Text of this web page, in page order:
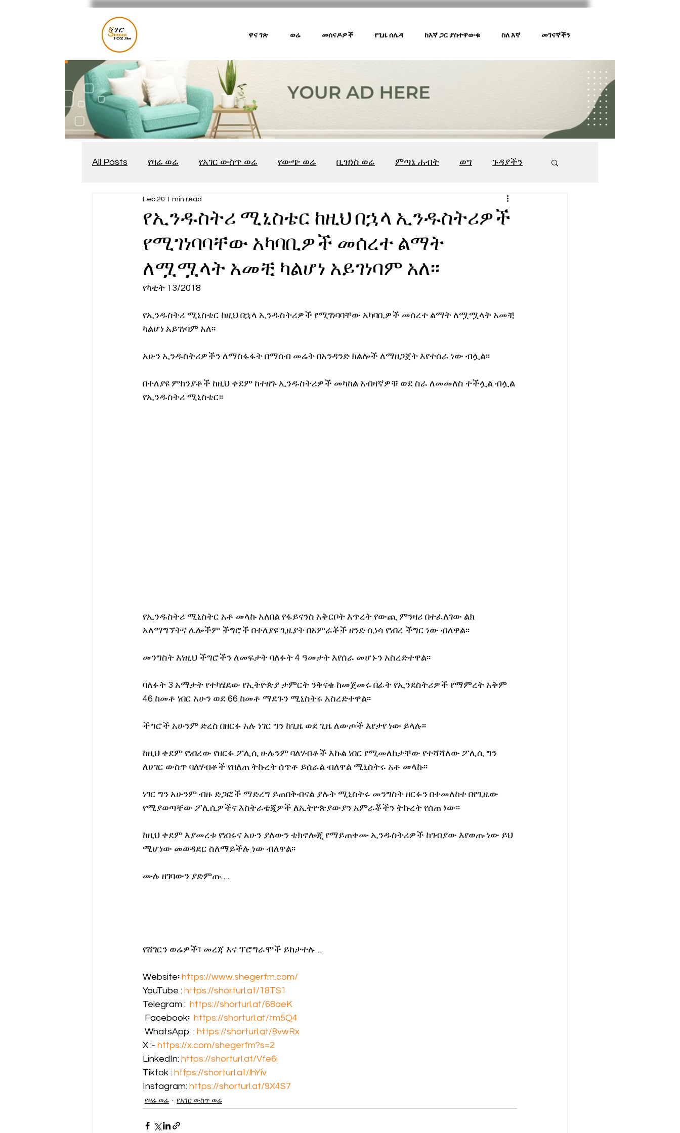
ዋና ገጽ ወሬ መሰናዶዎች የጊዜ ሰሌዳ ከእኛ ጋር ያስተዋውቁ ስለ እኛ መገናኛችን
All Posts የዛሬ ወሬ የአገር ውስጥ ወሬ የውጭ ወሬ ቢዝነስ ወሬ ምጣኔ ሐብት ወግ ጉዳያችን
የጨዋታ እንግዳ 547
የሀኪምዎ መልዕክት ባዮቴክኖሎጂ
የኢንዱስትሪ ሚኒስቴር ከዚህ በኋላ ኢንዱስትሪዎች
የሚገነባባቸው አካባቢዎች መሰረተ ልማት
ለሟሟላት አመቺ ካልሆነ አይገነባም አለ፡፡
Feb 20 1 min read
የካቲት 13/2018
የኢንዱስትሪ ሚኒስቴር ከዚህ በኋላ ኢንዱስትሪዎች የሚገነባባቸው አካባቢዎች መሰረተ ልማት ለሟሟላት አመቺ
ካልሆነ አይገነባም አለ፡፡
አሁን ኢንዱስትሪዎችን ለማስፋፋት በማሰብ መሬት በአንዳንድ ክልሎች ለማዘጋጀት እየተሰራ ነው ብሏል፡፡
በተለያዩ ምክንያቶች ከዚህ ቀደም ከተዘጉ ኢንዱስትሪዎች መካከል አብዛኛዎቹ ወደ ስራ ለመመለስ ተችሏል ብሏል
የኢንዱስትሪ ሚኒስቴር፡፡
የኢንዱስትሪ ሚኒስትር አቶ መላኩ አለበል የፋይናንስ አቅርቦት እጥረት የውጪ ምንዛሪ በተፈለገው ልክ
አለማግኘትና ሌሎችም ችግሮች በተለያዩ ጊዜያት በአምራቾች ዘንድ ሲነሳ የነበረ ችግር ነው ብለዋል፡፡
መንግስት እነዚህ ችግሮችን ለመፍታት ባለፉት 4 ዓመታት እየሰራ መሆኑን አስረድተዋል፡፡
ባለፉት 3 አማታት የተካሄደው የኢትዮጵያ ታምርት ንቅናቄ ከመጀመሩ በፊት የኢንደስትሪዎች የማምረት አቅም
46 ከመቶ ነበር አሁን ወደ 66 ከመቶ ማደጉን ሚኒስትሩ አስረድተዋል፡፡
ችግሮች አሁንም ድረስ በዘርፉ አሉ ነገር ግን ከጊዜ ወደ ጊዜ ለውጦች እየታየ ነው ይላሉ፡፡
ከዚህ ቀደም የነበረው የዘርፉ ፖሊሲ ሁሉንም ባለሃብቶች እኩል ነበር የሚመለከታቸው የተሻሻለው ፖሊሲ ግን
ለሀገር ውስጥ ባለሃብቶች የበለጠ ትኩረት ሰጥቶ ይሰራል ብለዋል ሚኒስትሩ አቶ መላኩ፡፡
ነገር ግን አሁንም ብዙ ድጋፎች ማድረግ ይጠበቅብናል ያሉት ሚኒስትሩ መንግስት ዘርፉን በተመለከተ በየጊዜው
የሚያወጣቸው ፖሊሲዎችና እስትራቴጂዎች ለኢትዮጵያውያን አምራቾችን ትኩረት የሰጠ ነው፡፡
ከዚህ ቀደም እያመረቱ የነበሩና አሁን ያለውን ቴክኖሎጂ የማይጠቀሙ ኢንዱስትሪዎች ከገብያው እየወጡ ነው ይህ
ሚሆነው መወዳደር ስለማይችሉ ነው ብለዋል፡፡
ሙሉ ዘገባውን ያድምጡ….
የሸገርን ወሬዎች፣ መረጃ እና ፕሮግራሞች ይከታተሉ…
Website፡ https://www.shegerfm.com/
YouTube : https://shorturl.at/18TS1
Telegram : https://shorturl.at/68aeK
Facebook፡ https://shorturl.at/tm5Q4
WhatsApp  : https://shorturl.at/8vwRx
X :- https://x.com/shegerfm?s=2
LinkedIn: https://shorturl.at/Vfe6i
Tiktok : https://shorturl.at/lhYiv
Instagram: https://shorturl.at/9X4S7
የዛሬ ወሬ የአገር ውስጥ ወሬ